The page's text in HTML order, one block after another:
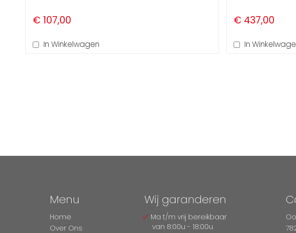
€ 107,00
In Winkelwagen
€ 437,00
In
Menu
Home
Over Ons
Wij garanderen
Ma t/m vrij bereikbaar
van 8:00u - 18:00u